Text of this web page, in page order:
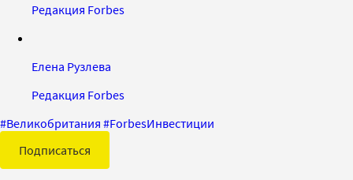
Редакция Forbes
Елена Рузлева
Редакция Forbes
#Великобритания #ForbesИнвестиции
Подписаться